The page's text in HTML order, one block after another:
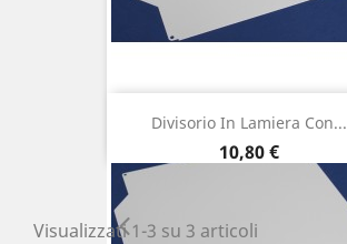
Divisorio In Lamiera Con...
Prezzo
10,80 €
Visualizzati 1-3 su 3 articoli